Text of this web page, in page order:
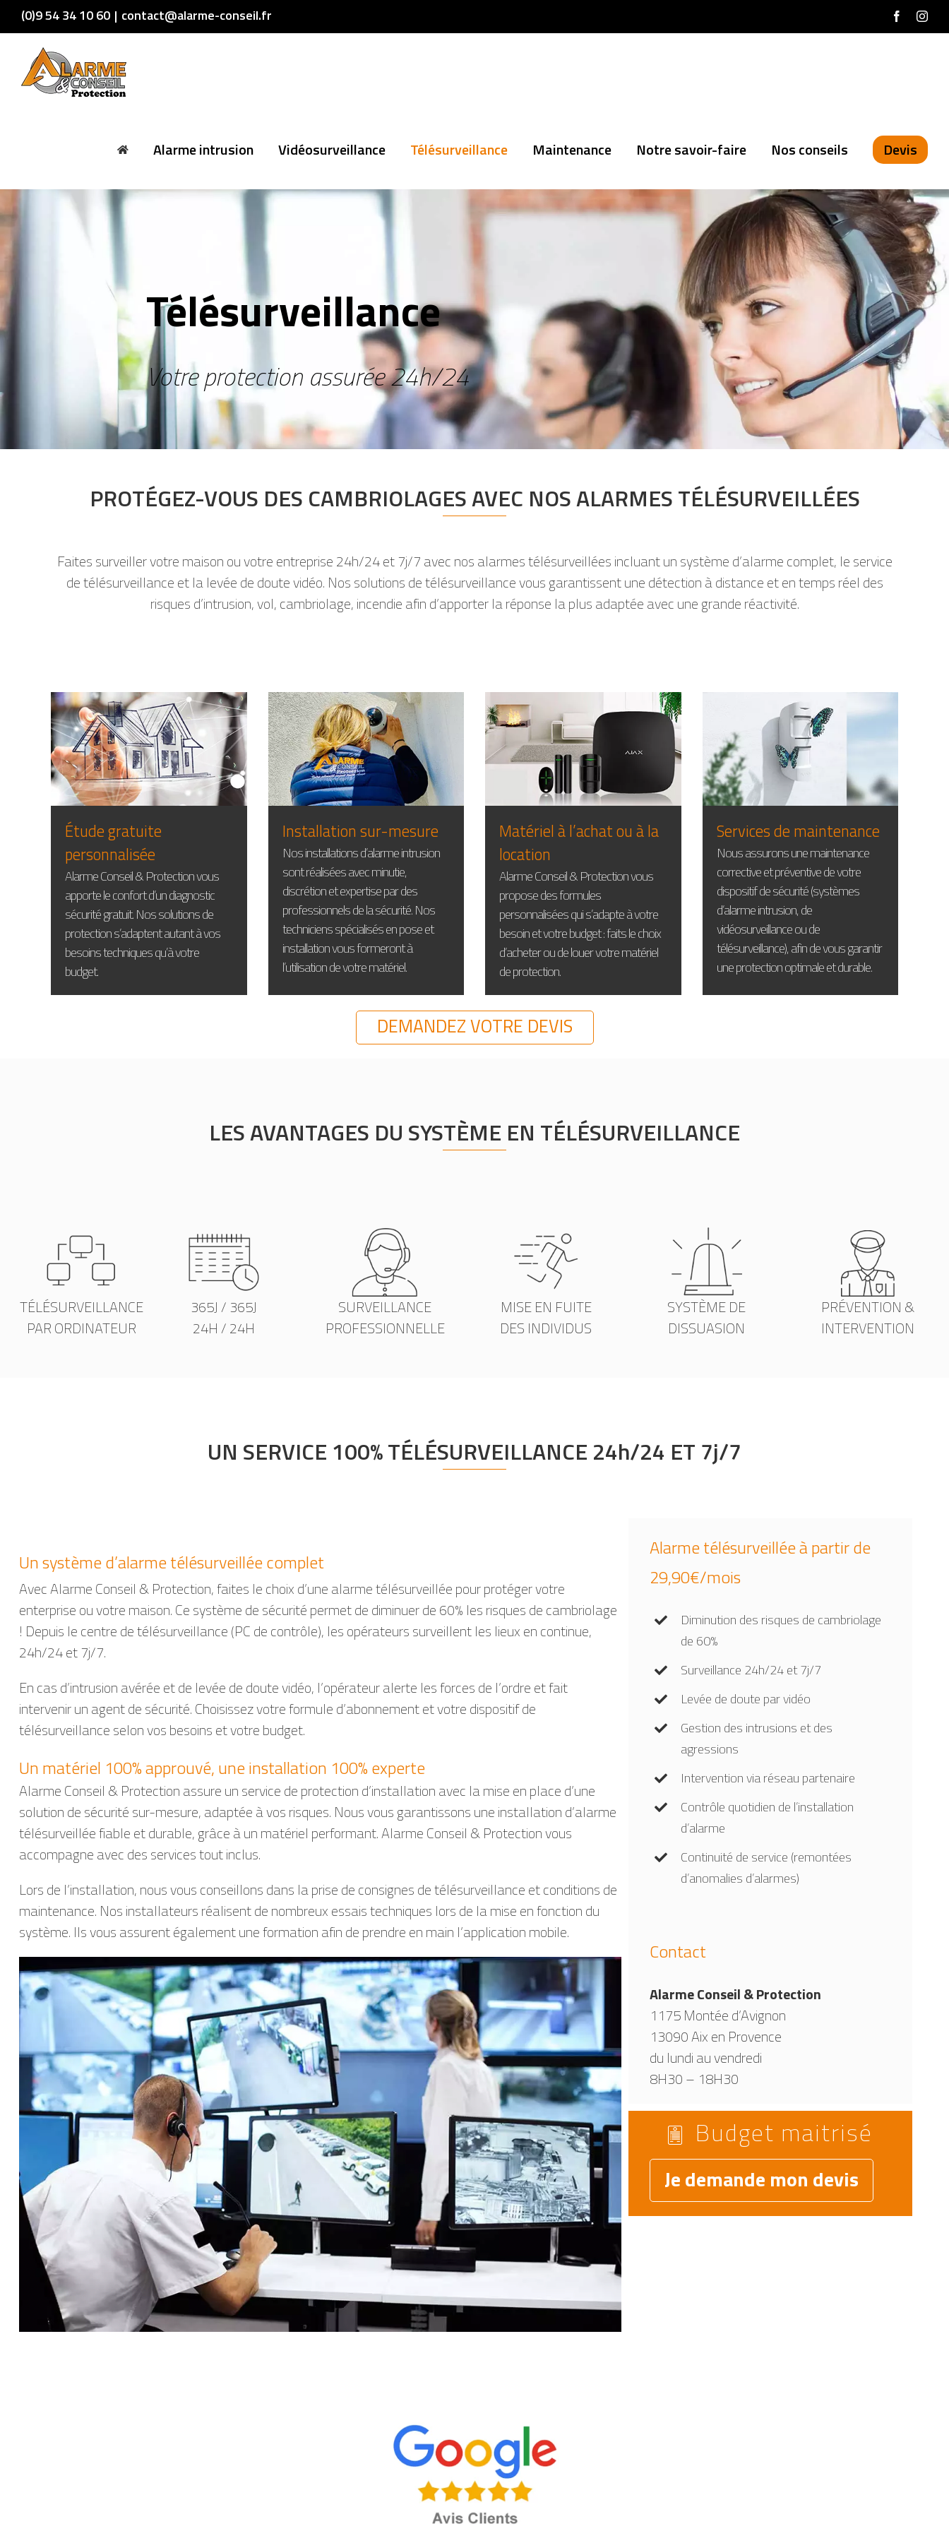
Skip
to
content
(0)9 54 34 10 60 | contact@alarme-conseil.fr Facebook
Alarme intrusion Vidéosurveillance Télésurveillance Maintenance Notre savoir-faire Nos conseils Devis
Télésurveillance
Votre protection assurée 24h/24
PROTÉGEZ-VOUS DES CAMBRIOLAGES AVEC NOS ALARMES TÉLÉSURVEILLÉES
Faites surveiller votre maison ou votre entreprise 24h/24 et 7j/7 avec nos alarmes télésurveillées incluant un système d’alarme complet, le service
de télésurveillance et la levée de doute vidéo. Nos solutions de télésurveillance vous garantissent une détection à distance et en temps réel des
risques d’intrusion, vol, cambriolage, incendie afin d’apporter la réponse la plus adaptée avec une grande réactivité.
Étude gratuite
personnalisée
Alarme Conseil & Protection vous
apporte le confort d’un diagnostic
sécurité gratuit. Nos solutions de
protection s’adaptent autant à vos
besoins techniques qu’à votre
budget.
Installation sur-mesure
Nos installations d’alarme intrusion
sont réalisées avec minutie,
discrétion et expertise par des
professionnels de la sécurité. Nos
techniciens spécialisés en pose et
installation vous formeront à
l’utilisation de votre matériel.
Matériel à l’achat ou à la
location
Alarme Conseil & Protection vous
propose des formules
personnalisées qui s’adapte à votre
besoin et votre budget : faits le choix
d’acheter ou de louer votre matériel
de protection.
Services de maintenance
Nous assurons une maintenance
corrective et préventive de votre
dispositif de sécurité (systèmes
d’alarme intrusion, de
vidéosurveillance ou de
télésurveillance), afin de vous garantir
une protection optimale et durable.
DEMANDEZ VOTRE DEVIS
LES AVANTAGES DU SYSTÈME EN TÉLÉSURVEILLANCE
TÉLÉSURVEILLANCE
PAR ORDINATEUR
365J / 365J
24H / 24H
SURVEILLANCE
PROFESSIONNELLE
MISE EN FUITE
DES INDIVIDUS
SYSTÈME DE
DISSUASION
PRÉVENTION &
INTERVENTION
UN SERVICE 100% TÉLÉSURVEILLANCE 24h/24 ET 7j/7
Un système d’alarme télésurveillée complet
Avec Alarme Conseil & Protection, faites le choix d’une alarme télésurveillée pour protéger votre
enterprise ou votre maison. Ce système de sécurité permet de diminuer de 60% les risques de cambriolage
! Depuis le centre de télésurveillance (PC de contrôle), les opérateurs surveillent les lieux en continue,
24h/24 et 7j/7.
En cas d’intrusion avérée et de levée de doute vidéo, l’opérateur alerte les forces de l’ordre et fait
intervenir un agent de sécurité. Choisissez votre formule d’abonnement et votre dispositif de
télésurveillance selon vos besoins et votre budget.
Un matériel 100% approuvé, une installation 100% experte
Alarme Conseil & Protection assure un service de protection d’installation avec la mise en place d’une
solution de sécurité sur-mesure, adaptée à vos risques. Nous vous garantissons une installation d’alarme
télésurveillée fiable et durable, grâce à un matériel performant. Alarme Conseil & Protection vous
accompagne avec des services tout inclus.
Lors de l’installation, nous vous conseillons dans la prise de consignes de télésurveillance et conditions de
maintenance. Nos installateurs réalisent de nombreux essais techniques lors de la mise en fonction du
système. Ils vous assurent également une formation afin de prendre en main l’application mobile.
Alarme télésurveillée à partir de
29,90€/mois
Diminution des risques de cambriolage
de 60%
Surveillance 24h/24 et 7j/7
Levée de doute par vidéo
Gestion des intrusions et des
agressions
Intervention via réseau partenaire
Contrôle quotidien de l’installation
d’alarme
Continuité de service (remontées
d’anomalies d’alarmes)
Contact
Alarme Conseil & Protection
1175 Montée d’Avignon
13090 Aix en Provence
du lundi au vendredi
8H30 – 18H30
Budget maitrisé
Je demande mon devis